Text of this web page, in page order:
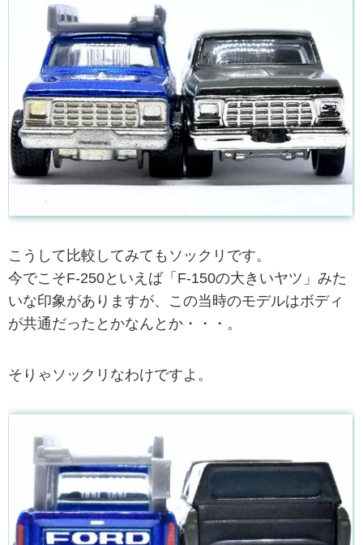
こうして比較してみてもソックリです。
今でこそF-250といえば「F-150の大きいヤツ」みた
いな印象がありますが、この当時のモデルはボディ
が共通だったとかなんとか・・・。
そりゃソックリなわけですよ。